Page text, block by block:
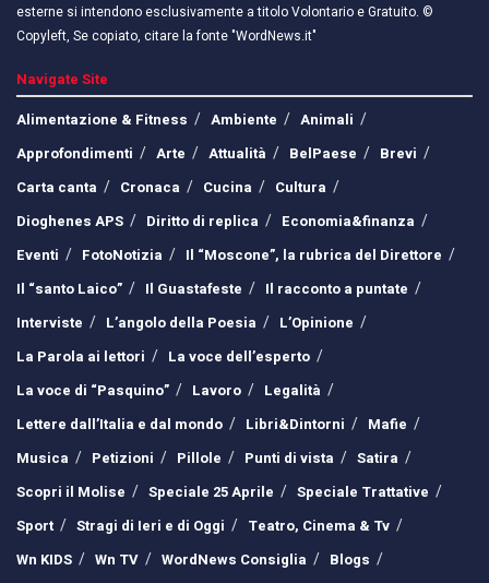
esterne si intendono esclusivamente a titolo Volontario e Gratuito. ©
Copyleft, Se copiato, citare la fonte "WordNews.it"
Navigate Site
Alimentazione & Fitness
Ambiente
Animali
Approfondimenti
Arte Attualità BelPaese
Brevi
Carta canta
Cronaca Cucina
Cultura
Dioghenes APS
Diritto di replica
Economia&finanza
Eventi
FotoNotizia
Il “Moscone”, la rubrica del Direttore
Il “santo Laico”
Il Guastafeste
Il racconto a puntate
Interviste
L’angolo della Poesia
L’Opinione
La Parola ai lettori
La voce dell’esperto
La voce di “Pasquino”
Lavoro
Legalità
Lettere dall’Italia e dal mondo
Libri&Dintorni
Mafie
Musica
Petizioni Pillole Punti di vista
Satira
Scopri il Molise
Speciale 25 Aprile
Speciale Trattative
Sport
Stragi di Ieri e di Oggi
Teatro, Cinema & Tv
Wn KIDS
Wn TV WordNews Consiglia Blogs